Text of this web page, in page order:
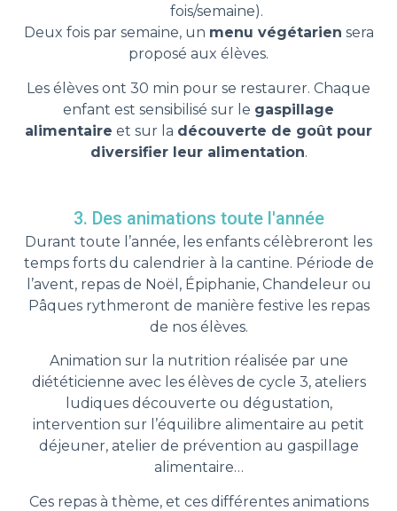
fois/semaine).
Deux fois par semaine, un menu végétarien sera
proposé aux élèves.
Les élèves ont 30 min pour se restaurer. Chaque
enfant est sensibilisé sur le gaspillage
alimentaire et sur la découverte de goût pour
diversifier leur alimentation.
3. Des animations toute l'année
Durant toute l’année, les enfants célèbreront les
temps forts du calendrier à la cantine. Période de
l’avent, repas de Noël, Épiphanie, Chandeleur ou
Pâques rythmeront de manière festive les repas
de nos élèves.
Animation sur la nutrition réalisée par une
diététicienne avec les élèves de cycle 3, ateliers
ludiques découverte ou dégustation,
intervention sur l’équilibre alimentaire au petit
déjeuner, atelier de prévention au gaspillage
alimentaire…
Ces repas à thème, et ces différentes animations